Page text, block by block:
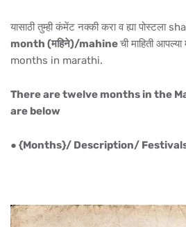
यासाठी तुम्ही कंमेंट नक्की करा व ह्या पोस्टला
month (महिने)/mahineची माहिती
months in marathi.
There are twelve months in the
are below
● {Months}/ Description/